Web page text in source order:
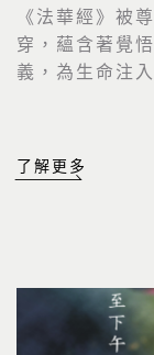
《法華經》被
穿， 蘊含著覺
義， 為生命注
了解更多